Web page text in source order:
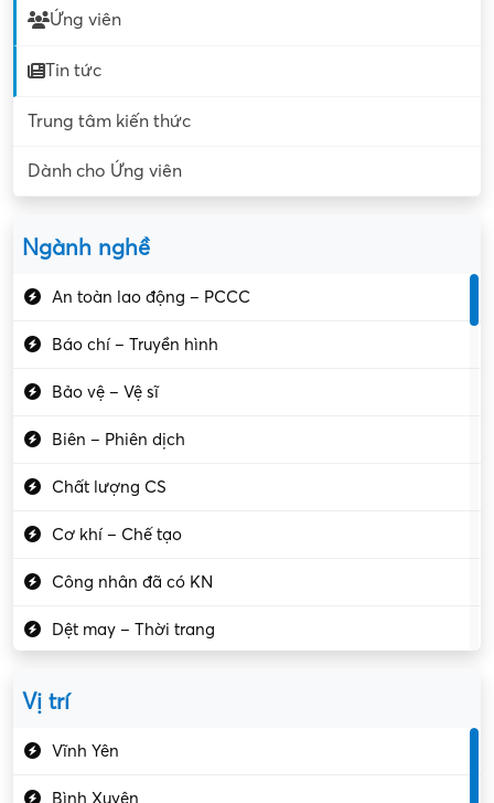
Ứng viên
Tin tức
Trung tâm kiến thức
Dành cho Ứng viên
Ngành nghề
An toàn lao động – PCCC
Báo chí – Truyền hình
Bảo vệ – Vệ sĩ
Biên – Phiên dịch
Chất lượng CS
Cơ khí – Chế tạo
Công nhân đã có KN
Dệt may – Thời trang
Vị trí
Vĩnh Yên
Bình Xuyên